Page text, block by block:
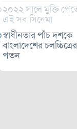
২০২২ সালে মুক্তি
এই সব সিনেমা
স্বাধীনতার পাঁচ দশকে
বাংলাদেশের
পতন